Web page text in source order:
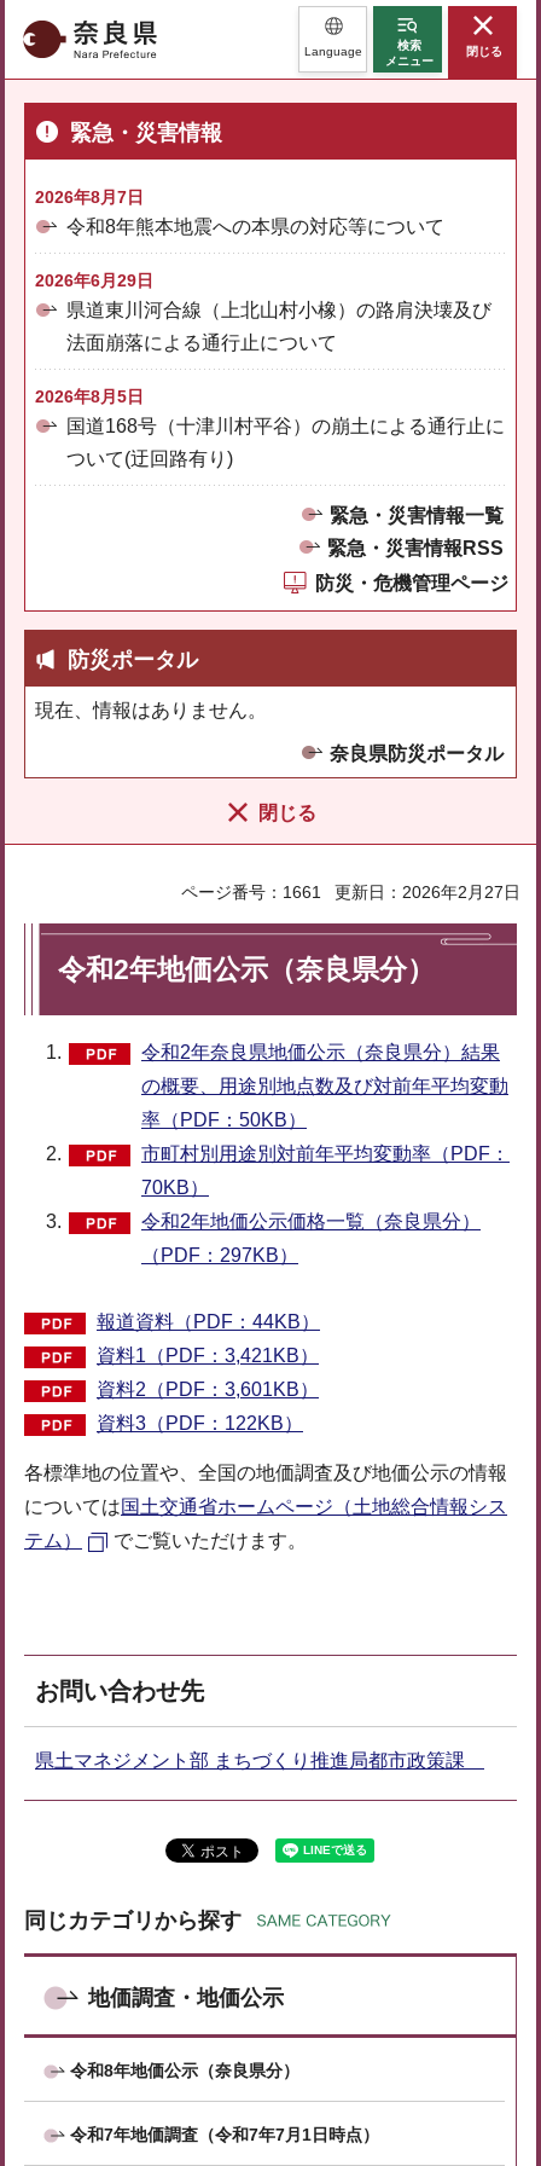
奈良県 Language
検索
メニュー
閉じる
緊急・災害情報
2026年8月7日
令和8年熊本地震への本県の対応等について
2026年6月29日
県道東川河合線（上北山村小橡）の路肩決壊及び
法面崩落による通行止について
2026年8月5日
国道168号（十津川村平谷）の崩土による通行止に
ついて(迂回路有り)
緊急・災害情報一覧
緊急・災害情報RSS
防災・危機管理ページ
防災ポータル
現在、情報はありません。
奈良県防災ポータル
閉じる
ページ番号：1661 更新日：2026年2月27日
令和2年地価公示（奈良県分）
令和2年奈良県地価公示（奈良県分）結果
の概要、用途別地点数及び対前年平均変動
率（PDF：50KB）
市町村別用途別対前年平均変動率（PDF：
70KB）
令和2年地価公示価格一覧（奈良県分）
（PDF：297KB）
報道資料（PDF：44KB）
資料1（PDF：3,421KB）
資料2（PDF：3,601KB）
資料3（PDF：122KB）
各標準地の位置や、全国の地価調査及び地価公示の情報
については国土交通省ホームページ（土地総合情報シス
テム）
でご覧いただけます。
お問い合わせ先
県土マネジメント部 まちづくり推進局都市政策課
同じカテゴリから探す
地価調査・地価公示
令和8年地価公示（奈良県分）
令和7年地価調査（令和7年7月1日時点）